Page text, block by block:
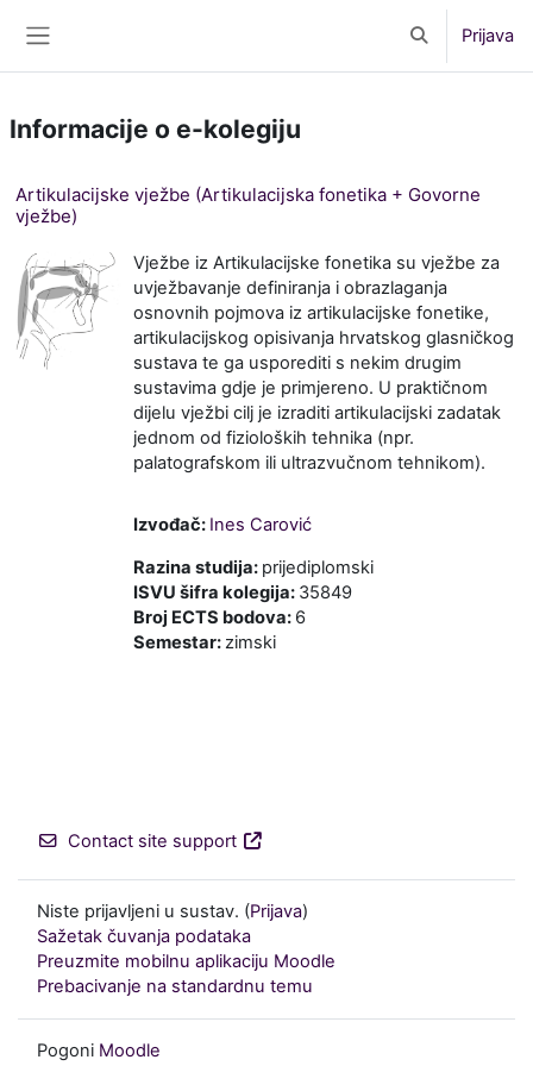
Toggle search
Prijava
Informacije o e-kolegiju
Artikulacijske vježbe (Artikulacijska fonetika + Govorne
vježbe)
Vježbe iz Artikulacijske fonetika su vježbe za
uvježbavanje definiranja i obrazlaganja
osnovnih pojmova iz artikulacijske fonetike,
artikulacijskog opisivanja hrvatskog glasničkog
sustava te ga usporediti s nekim drugim
sustavima gdje je primjereno. U praktičnom
dijelu vježbi cilj je izraditi artikulacijski zadatak
jednom od fizioloških tehnika (npr.
palatografskom ili ultrazvučnom tehnikom).
Izvođač: Ines Carović
Razina studija: prijediplomski
ISVU šifra kolegija: 35849
Broj ECTS bodova: 6
Semestar:zimski
Contact site support
Niste prijavljeni u sustav. (Prijava)
Sažetak čuvanja podataka
Preuzmite mobilnu aplikaciju Moodle
Prebacivanje na standardnu temu
Pogoni Moodle